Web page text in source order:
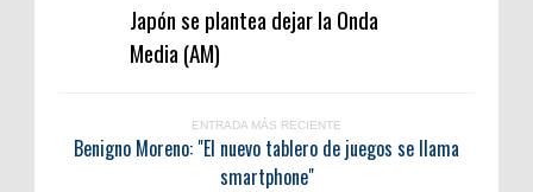
Japón se plantea dejar la Onda
Media (AM)
ENTRADA MÁS RECIENTE
Benigno Moreno: "El nuevo tablero de juegos se llama
smartphone"